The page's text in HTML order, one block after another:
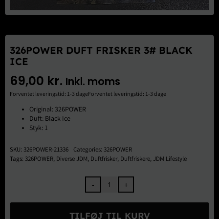
326POWER DUFT FRISKER 3# BLACK
ICE
69,00 kr. Inkl. moms
Forventet leveringstid: 1-3 dageForventet leveringstid: 1-3 dage
Original: 326POWER
Duft: Black Ice
Styk: 1
SKU: 326POWER-21336 Categories: 326POWER
Tags: 326POWER, Diverse JDM, Duftfrisker, Duftfriskere, JDM Lifestyle
326POWER
Duft
Frisker
TILFØJ TIL KURV